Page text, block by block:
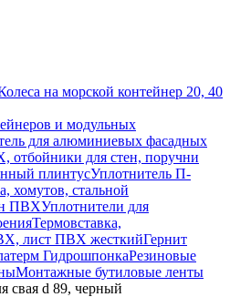
на морской контейнер 20, 40
и модульных
для алюминиевых фасадных
отбойники для стен, поручни
плинтусУплотнитель П-
хомутов, стальной
ПВХУплотнители для
Термовставка,
лист ПВХ жесткийГернит
ГидрошпонкаРезиновые
Монтажные бутиловые ленты
свая d 89, черный